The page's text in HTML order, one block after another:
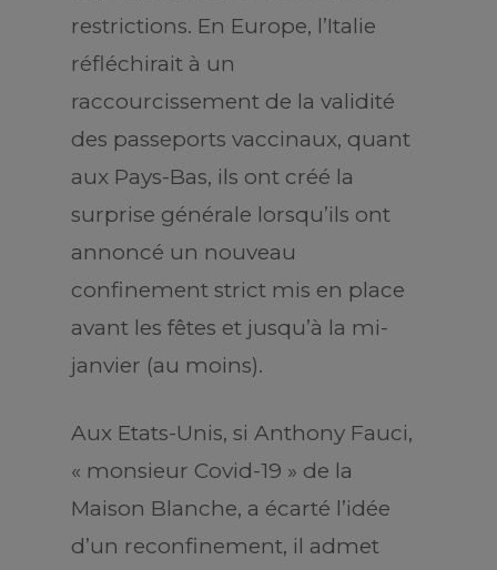
restrictions. En Europe, l’Italie
réfléchirait à un
raccourcissement de la validité
des passeports vaccinaux, quant
aux Pays-Bas, ils ont créé la
surprise générale lorsqu’ils ont
annoncé un nouveau
confinement strict mis en place
avant les fêtes et jusqu’à la mi-
janvier (au moins).
Aux Etats-Unis, si Anthony Fauci,
« monsieur Covid-19 » de la
Maison Blanche, a écarté l’idée
d’un reconfinement, il admet